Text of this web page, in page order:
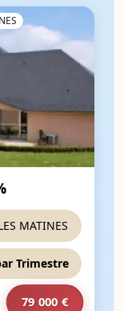
MATINES
Trimestre
79 000 €